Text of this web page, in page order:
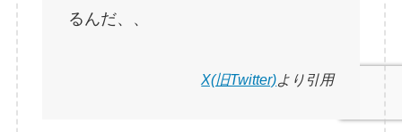
るんだ、、
X(旧Twitter)より引用